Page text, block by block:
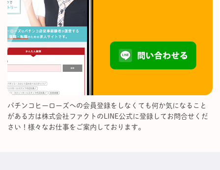
パチンコヒーローズへの会員登録をしなくても何か気になること
がある方は株式会社ファクトのLINE公式に登録してお問合せくだ
さい！様々なお仕事をご案内しております。